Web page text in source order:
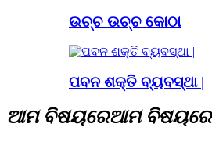
ଉଚ୍ଚ ଉଚ୍ଚ କୋଠା
ପବନ ଶକ୍ତି ବ୍ୟବସ୍ଥା |
ଆମ ବିଷୟରେଆମ ବିଷୟରେ